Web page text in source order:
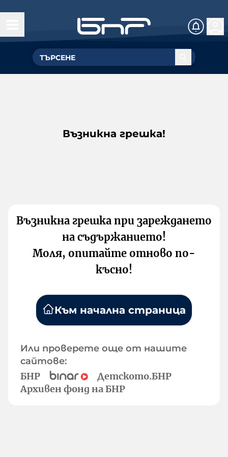
Възникна грешка!
Възникна грешка при зареждането
на съдържанието!
Моля, опитайте отново по-
късно!
Към начална страница
Или проверете още от нашите
сайтове:
БНР
Детското.БНР
Архивен фонд на БНР